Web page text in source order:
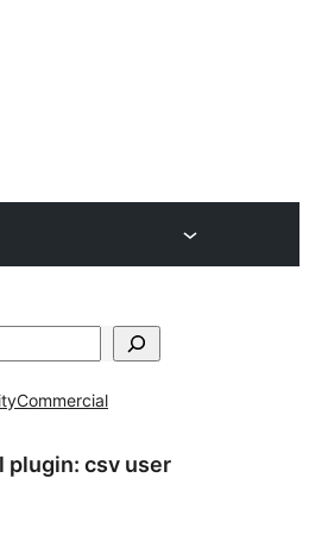
Commercial
plugin: csv user